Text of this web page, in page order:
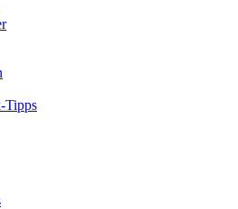
Tipps